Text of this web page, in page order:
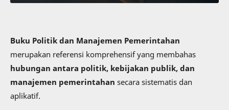
Buku Politik dan Manajemen Pemerintahan
merupakan referensi komprehensif yang membahas
hubungan antara politik, kebijakan publik, dan
manajemen pemerintahan secara sistematis dan
aplikatif.